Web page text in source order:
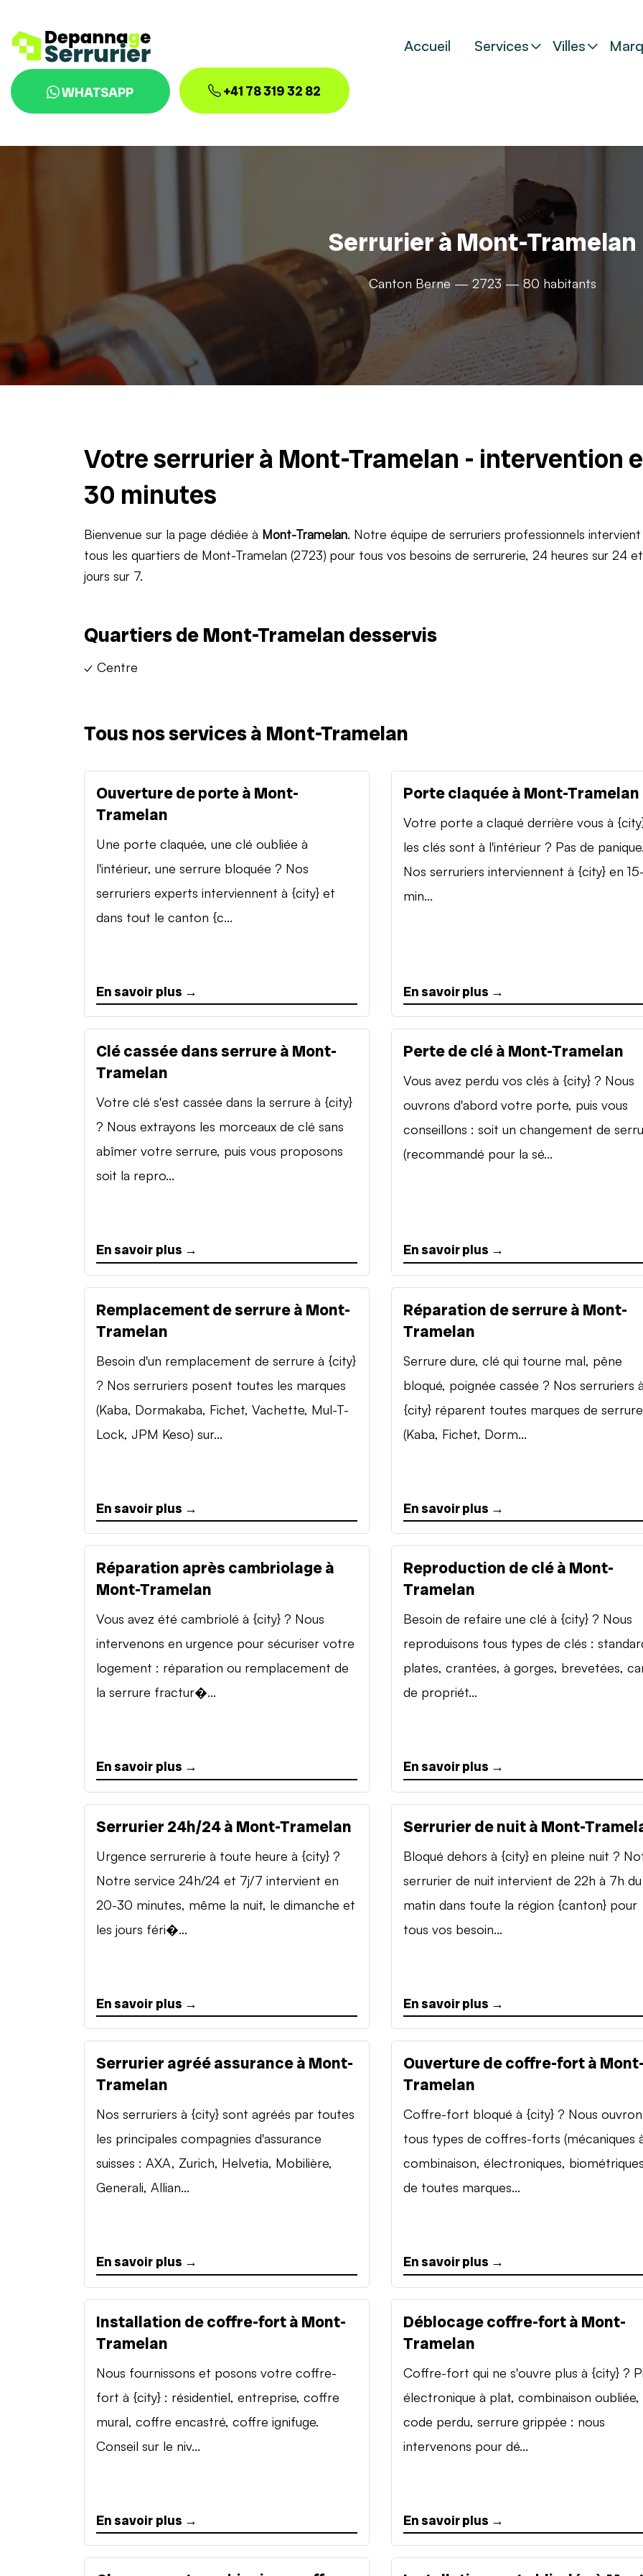
Accueil Services Villes
WHATSAPP +41 78 319 32 82
Serrurier à Mont-Tramelan
Canton Berne — 2723 — 80 habitants
Votre serrurier à Mont-Tramelan - intervention
30 minutes
Bienvenue sur la page dédiée à Mont-Tramelan. Notre équipe de serruriers professionnels intervient
tous les quartiers de Mont-Tramelan (2723) pour tous vos besoins de serrurerie, 24 heures sur 24
jours sur 7.
Quartiers de Mont-Tramelan desservis
✓ Centre
Tous nos services à Mont-Tramelan
Ouverture de porte à Mont-
Tramelan
Une porte claquée, une clé oubliée à
l'intérieur, une serrure bloquée ? Nos
serruriers experts interviennent à {city} et
dans tout le canton {c...
En savoir plus →
Porte claquée à Mont-Tramelan
Votre porte a claqué derrière vous à
les clés sont à l'intérieur ? Pas de
Nos serruriers interviennent à {city} en
min...
En savoir plus →
Clé cassée dans serrure à Mont-
Tramelan
Votre clé s'est cassée dans la serrure à {city}
? Nous extrayons les morceaux de clé sans
abîmer votre serrure, puis vous proposons
soit la repro...
En savoir plus →
Perte de clé à Mont-Tramelan
Vous avez perdu vos clés à {city} ? Nous
ouvrons d'abord votre porte, puis vous
conseillons : soit un changement de
(recommandé pour la sé...
En savoir plus →
Remplacement de serrure à Mont-
Tramelan
Besoin d'un remplacement de serrure à {city}
? Nos serruriers posent toutes les marques
(Kaba, Dormakaba, Fichet, Vachette, Mul-T-
Lock, JPM Keso) sur...
En savoir plus →
Réparation de serrure à Mont-
Tramelan
Serrure dure, clé qui tourne mal, pêne
bloqué, poignée cassée ? Nos serruriers
{city} réparent toutes marques de
(Kaba, Fichet, Dorm...
En savoir plus →
Réparation après cambriolage à
Mont-Tramelan
Vous avez été cambriolé à {city} ? Nous
intervenons en urgence pour sécuriser votre
logement : réparation ou remplacement de
la serrure fractur�...
En savoir plus →
Reproduction de clé à Mont-
Tramelan
Besoin de refaire une clé à {city} ? Nous
reproduisons tous types de clés :
plates, crantées, à gorges, brevetées,
de propriét...
En savoir plus →
Serrurier 24h/24 à Mont-Tramelan
Urgence serrurerie à toute heure à {city} ?
Notre service 24h/24 et 7j/7 intervient en
20-30 minutes, même la nuit, le dimanche et
les jours féri�...
En savoir plus →
Serrurier de nuit à Mont-
Bloqué dehors à {city} en pleine nuit ?
serrurier de nuit intervient de 22h à 7h du
matin dans toute la région {canton} pour
tous vos besoin...
En savoir plus →
Serrurier agréé assurance à Mont-
Tramelan
Nos serruriers à {city} sont agréés par toutes
les principales compagnies d'assurance
suisses : AXA, Zurich, Helvetia, Mobilière,
Generali, Allian...
En savoir plus →
Ouverture de coffre-fort à
Tramelan
Coffre-fort bloqué à {city} ? Nous
tous types de coffres-forts (mécaniques
combinaison, électroniques,
de toutes marques...
En savoir plus →
Installation de coffre-fort à Mont-
Tramelan
Nous fournissons et posons votre coffre-
fort à {city} : résidentiel, entreprise, coffre
mural, coffre encastré, coffre ignifuge.
Conseil sur le niv...
En savoir plus →
Déblocage coffre-fort à Mont-
Tramelan
Coffre-fort qui ne s'ouvre plus à {city} ?
électronique à plat, combinaison oubliée,
code perdu, serrure grippée : nous
intervenons pour dé...
En savoir plus →